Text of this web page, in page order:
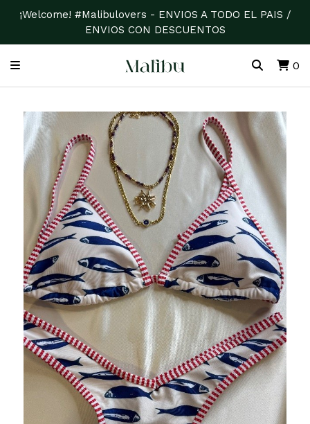
¡Welcome! #Malibulovers - ENVIOS A TODO EL PAIS /
ENVIOS CON DESCUENTOS
0